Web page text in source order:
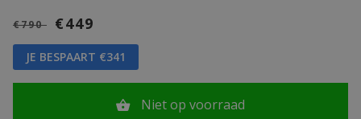
€790 €449
JE BESPAART €341
Niet op voorraad